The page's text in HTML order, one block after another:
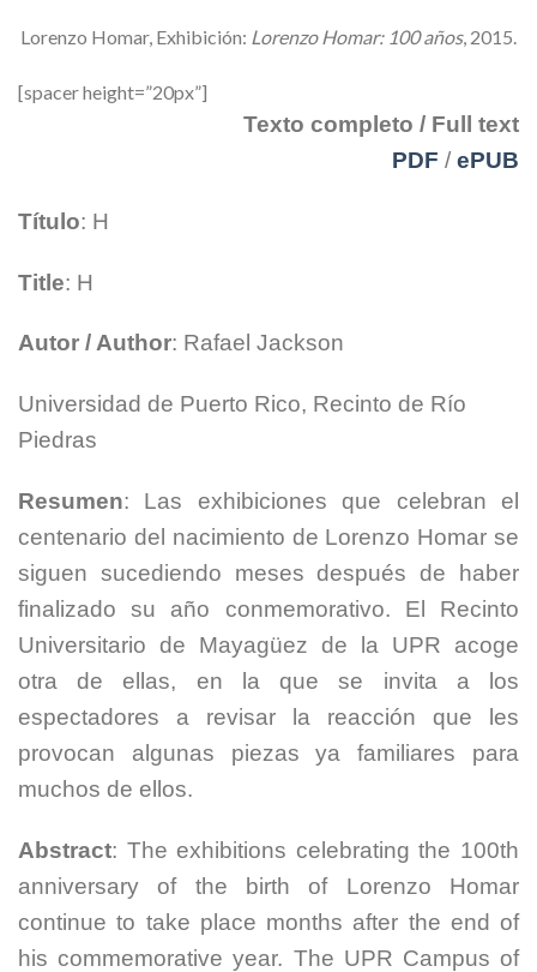
Lorenzo Homar, Exhibición: Lorenzo Homar: 100 años, 2015.
[spacer height=”20px”]
Texto completo / Full text
PDF / ePUB
Título: H
Title: H
Autor / Author: Rafael Jackson
Universidad de Puerto Rico, Recinto de Río
Piedras
Resumen: Las exhibiciones que celebran el
centenario del nacimiento de Lorenzo Homar se
siguen sucediendo meses después de haber
finalizado su año conmemorativo. El Recinto
Universitario de Mayagüez de la UPR acoge
otra de ellas, en la que se invita a los
espectadores a revisar la reacción que les
provocan algunas piezas ya familiares para
muchos de ellos.
Abstract: The exhibitions celebrating the 100th
anniversary of the birth of Lorenzo Homar
continue to take place months after the end of
his commemorative year. The UPR Campus of